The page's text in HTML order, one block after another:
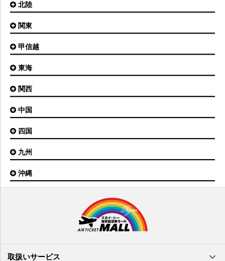
旭川空港
オホーツク紋別空港
釧路空港
稚内空港
とかち帯広空港
根室中標津空港
奥尻空港
利尻空港
仙台空港
青森空港
三沢空港
福島空港
大館能代空港
庄内空港
山形空港
北陸
小松空港
能登空港
関東
東京(羽田)空港
茨城空港
八丈島空港
甲信越
新潟空港
東海
名古屋(中部)空港
静岡空港
関西
大阪(伊丹)空港
神戸空港
南紀白浜空港
但馬空港
中国
広島空港
山口宇部空港
出雲空港
米子空港
四国
松山空港
徳島空港
九州
福岡空港
鹿児島空港
沖縄
南大東空港
取扱いサービス